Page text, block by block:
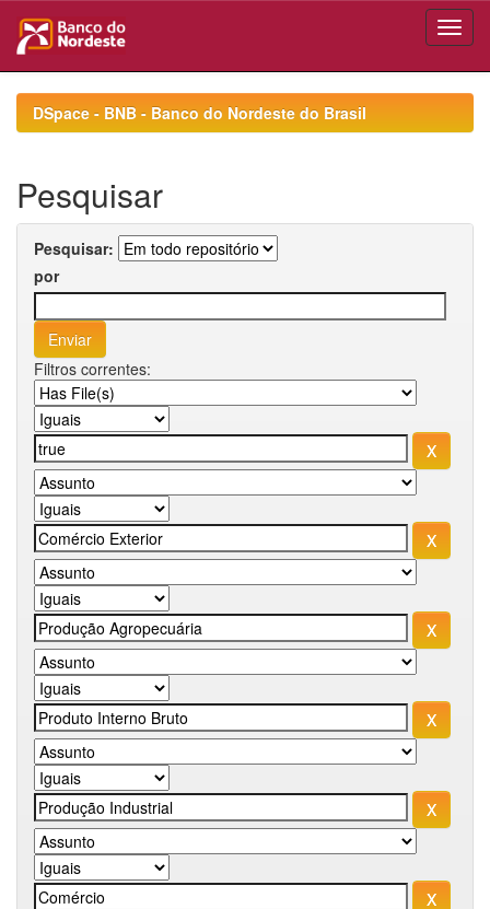
navigationDSpace - BNB - Banco do Nordeste do Brasil
Pesquisar
Pesquisar:
por
Filtros correntes: